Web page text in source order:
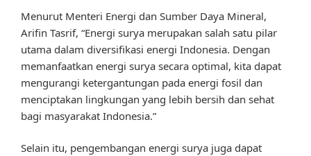
Menurut Menteri Energi dan Sumber Daya Mineral,
Arifin Tasrif, “Energi surya merupakan salah satu pilar
utama dalam diversifikasi energi Indonesia. Dengan
memanfaatkan energi surya secara optimal, kita dapat
mengurangi ketergantungan pada energi fosil dan
menciptakan lingkungan yang lebih bersih dan sehat
bagi masyarakat Indonesia.”
Selain itu, pengembangan energi surya juga dapat